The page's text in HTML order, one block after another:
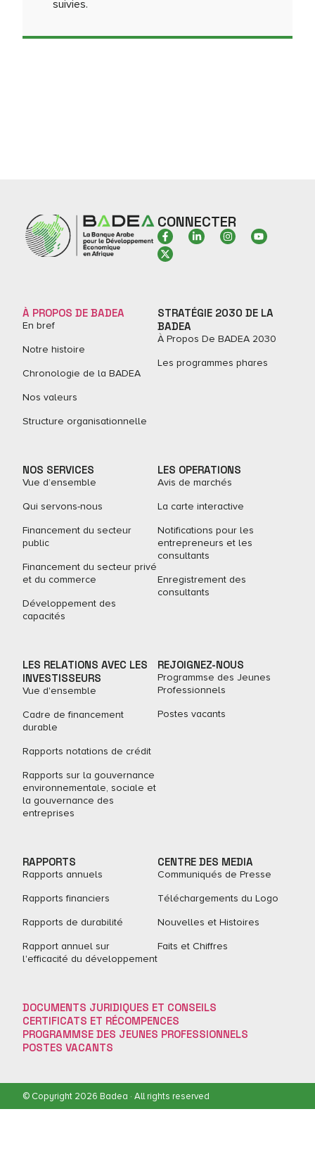
suivies.
CONNECTER
À PROPOS DE BADEA
En bref
Notre histoire
Chronologie de la BADEA
Nos valeurs
Structure organisationnelle
STRATÉGIE 2030 DE LA
BADEA
À Propos De BADEA 2030
Les programmes phares
NOS SERVICES
Vue d’ensemble
Qui servons-nous
Financement du secteur
public
Financement du secteur privé
et du commerce
Développement des
capacités
LES OPERATIONS
Avis de marchés
La carte interactive
Notifications pour les
entrepreneurs et les
consultants
Enregistrement des
consultants
LES RELATIONS AVEC LES
INVESTISSEURS
Vue d'ensemble
Cadre de financement
durable
Rapports notations de crédit
Rapports sur la gouvernance
environnementale, sociale et
la gouvernance des
entreprises
REJOIGNEZ-NOUS
Programmse des Jeunes
Professionnels
Postes vacants
RAPPORTS
Rapports annuels
Rapports financiers
Rapports de durabilité
Rapport annuel sur
l'efficacité du développement
CENTRE DES MEDIA
Communiqués de Presse
Téléchargements du Logo
Nouvelles et Histoires
Faits et Chiffres
DOCUMENTS JURIDIQUES ET CONSEILS
CERTIFICATS ET RÉCOMPENCES
PROGRAMMSE DES JEUNES PROFESSIONNELS
POSTES VACANTS
© Copyright 2026 Badea · All rights reserved